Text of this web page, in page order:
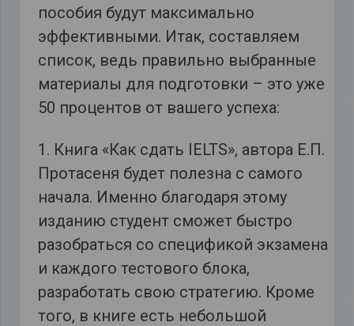
пособия будут максимально
эффективными. Итак, составляем
список, ведь правильно выбранные
материалы для подготовки – это уже
50 процентов от вашего успеха:
1. Книга «Как сдать IELTS», автора Е.П.
Протасеня будет полезна с самого
начала. Именно благодаря этому
изданию студент сможет быстро
разобраться со спецификой экзамена
и каждого тестового блока,
разработать свою стратегию. Кроме
того, в книге есть небольшой